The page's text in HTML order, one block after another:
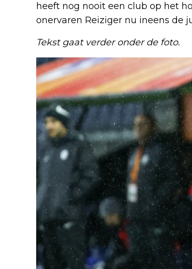
heeft nog nooit een club op het
onervaren Reiziger nu ineens de
Tekst gaat verder onder de foto.